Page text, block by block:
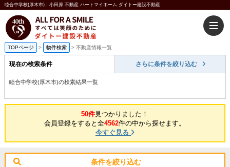
睦合中学校(厚木市)｜小田原 不動産 ハートマイホーム ダイトー建設不動産
TOPページ > 物件検索 > 不動産情報一覧
現在の検索条件 さらに条件を絞り込む
睦合中学校(厚木市)の検索結果一覧
50件見つかりました！
会員登録をすると全4562件の中から探せます。
今すぐ見る
条件を絞り込む